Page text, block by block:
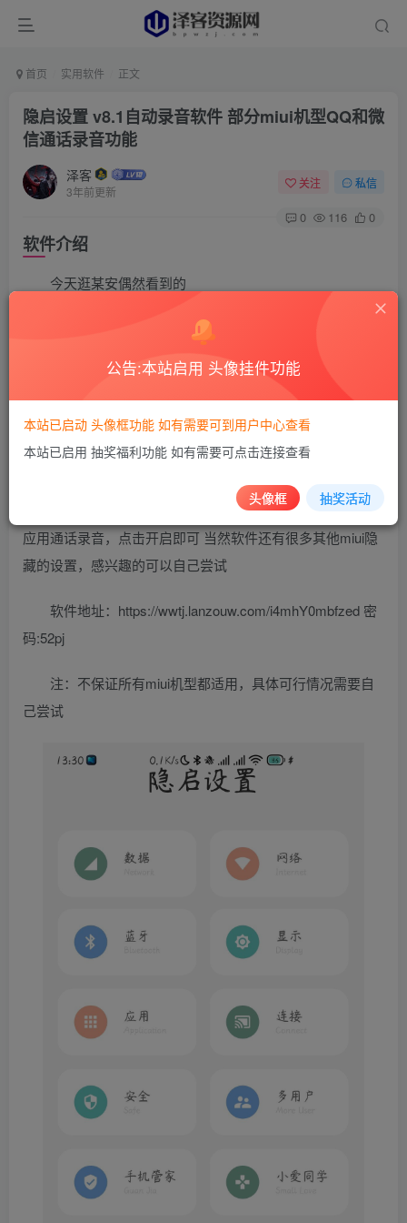
首页 实用软件 正文
隐启设置 v8.1自动录音软件 部分miui机型QQ和微
信通话录音功能
泽客
3年前更新
关注 私信
0 116 0
软件介绍
今天逛某安偶然看到的
QQ和微信通话录音是小米高通机型的高端机独有功
能，天玑和高通中低端机型都是没有的，比如我久经沙场的
K30，不过既然都是miui系统，在设置里其实都是有的，不过
这个软件可以打开被小米隐藏的设置，让设置里没有这
个功能的部分小米（手机有限，没办法保证都适用）实现
QQ和微信通话录音功能 具体方法：隐启设置——特色——
应用通话录音，点击开启即可 当然软件还有很多其他miui隐
藏的设置，感兴趣的可以自己尝试
软件地址：https://wwtj.lanzouw.com/i4mhY0mbfzed 密
码:52pj
注：不保证所有miui机型都适用，具体可行情况需要自
己尝试
公告:本站启用 头像挂件功能
本站已启动 头像框功能 如有需要可到用户中心查看
本站已启用 抽奖福利功能 如有需要可点击连接查看
头像框 抽奖活动